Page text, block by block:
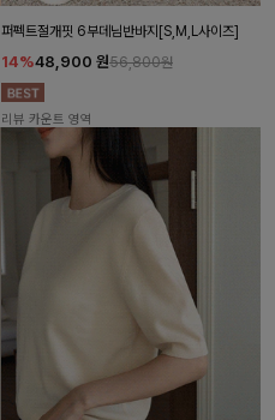
퍼펙트절개핏 6부데님반바지[S,M,L사이즈]
14%48,900 원56,800원
리뷰 카운트 영역